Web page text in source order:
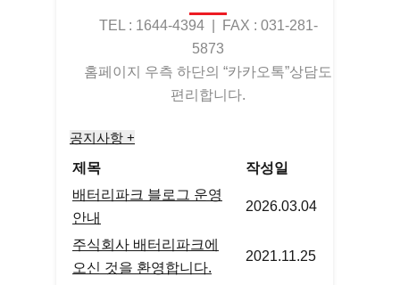
TEL : 1644-4394 | FAX : 031-281-
5873
홈페이지 우측 하단의 “카카오톡”상담도
편리합니다.
공지사항 +
제목
작성일
배터리파크 블로그 운영
안내
2026.03.04
주식회사 배터리파크에
오신 것을 환영합니다.
2021.11.25